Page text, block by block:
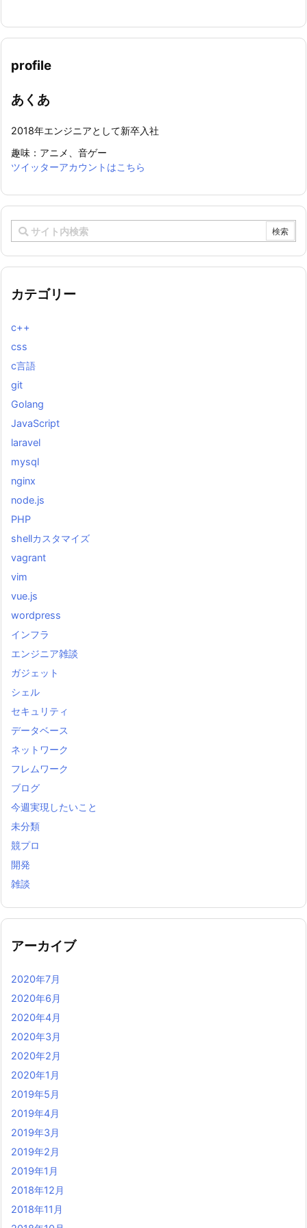
profile
あくあ
2018年エンジニアとして新卒入社
趣味：アニメ、音ゲー
ツイッターアカウントはこちら
カテゴリー
c++
css
c言語
git
Golang
JavaScript
laravel
mysql
nginx
node.js
PHP
shellカスタマイズ
vagrant
vim
vue.js
wordpress
インフラ
エンジニア雑談
ガジェット
シェル
セキュリティ
データベース
ネットワーク
フレムワーク
ブログ
今週実現したいこと
未分類
競プロ
開発
雑談
アーカイブ
2020年7月
2020年6月
2020年4月
2020年3月
2020年2月
2020年1月
2019年5月
2019年4月
2019年3月
2019年2月
2019年1月
2018年12月
2018年11月